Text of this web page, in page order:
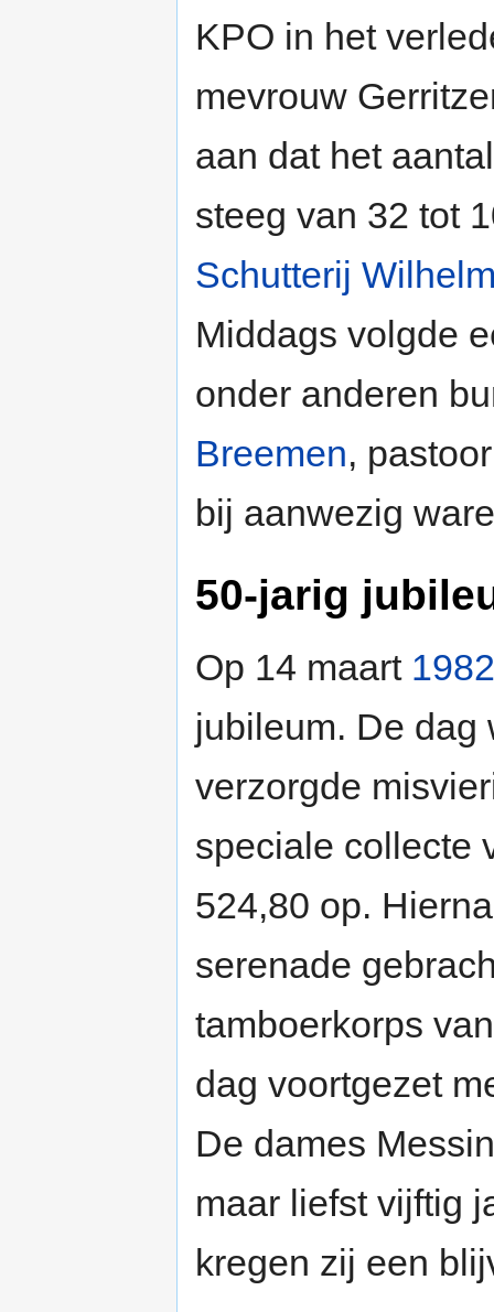
KPO in het
mevrouw
aan dat het
steeg van 32 tot
Schutterij
Middags volgde
onder anderen
Breemen,
bij aanwezig
50-jarig
Op 14 maart 1982
jubileum. De dag
verzorgde
speciale collecte
524,80 op.
serenade
tamboerkorps
dag voortgezet
De dames
maar liefst vijftig
kregen zij een